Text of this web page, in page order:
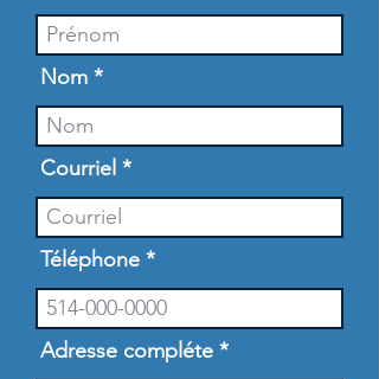
Nom
Courriel
Téléphone
Adresse compléte